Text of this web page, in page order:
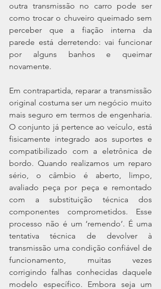
outra transmissão no carro pode ser
como trocar o chuveiro queimado sem
perceber que a fiação interna da
parede está derretendo: vai funcionar
por alguns banhos e queimar
novamente.
Em contrapartida, reparar a transmissão
original costuma ser um negócio muito
mais seguro em termos de engenharia.
O conjunto já pertence ao veículo, está
fisicamente integrado aos suportes e
compatibilizado com a eletrônica de
bordo. Quando realizamos um reparo
sério, o câmbio é aberto, limpo,
avaliado peça por peça e remontado
com a substituição técnica dos
componentes comprometidos. Esse
processo não é um ‘remendo’. É uma
tentativa técnica de devolver à
transmissão uma condição confiável de
funcionamento, muitas vezes
corrigindo falhas conhecidas daquele
modelo específico. Embora seja um